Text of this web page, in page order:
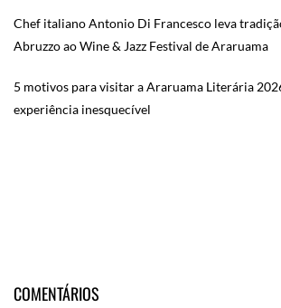
Chef italiano Antonio Di Francesco leva
Abruzzo ao Wine & Jazz Festival de Araruama
5 motivos para visitar a Araruama Literária
experiência inesquecível
COMENTÁRIOS